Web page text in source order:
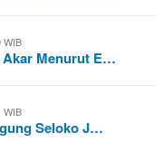
WIB
Akar Menurut E…
WIB
Seloko J…